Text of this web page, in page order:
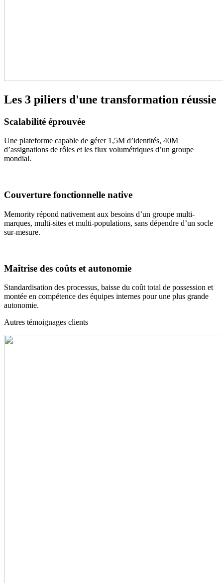
Les 3 piliers d'une transformation réussie
Scalabilité éprouvée
Une plateforme capable de gérer 1,5M d’identités, 40M
d’assignations de rôles et les flux volumétriques d’un groupe
mondial.
Couverture fonctionnelle native
Memority répond nativement aux besoins d’un groupe multi-
marques, multi-sites et multi-populations, sans dépendre d’un socle
sur-mesure.
Maîtrise des coûts et autonomie
Standardisation des processus, baisse du coût total de possession et
montée en compétence des équipes internes pour une plus grande
autonomie.
Autres témoignages clients